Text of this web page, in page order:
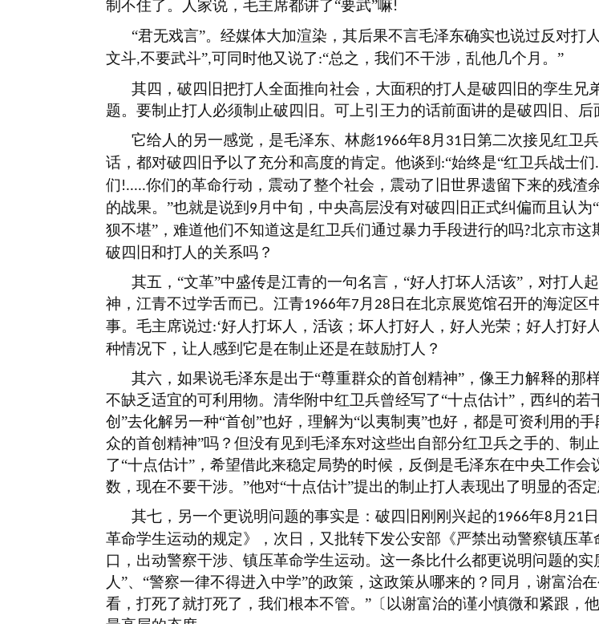
制不住了。人家说，毛主席都讲了“要武”嘛!
“君无戏言”。经媒体大加渲染，其后果不言毛泽东确实也说过反对打人
文斗,不要武斗”,可同时他又说了 :“总之，我们不干涉，乱他几个月。”
其四，破四旧把打人全面推向社会，大面积的打人是破四旧的孪生
题。要制止打人必须制止破四旧。可上引王力的话前面讲的是破四旧、
它给人的另一感觉，是毛泽东、林彪1966年8 月 31 日第二次接见红卫
话，都对破四旧予以了充分和高度的肯定。他谈到 :“始终是“红卫兵战士们
们 !.....你们的革命行动，震动了整个社会，震动了旧世界遗留下来的残渣
的战果。”也就是说到 9 月中旬，中央高层没有对破四旧正式纠偏而且认为
狈不堪”，难道他们不知道这是红卫兵们通过暴力手段进行的吗?北京市这
破四旧和打人的关系吗？
其五， “文革”中盛传是江青的一句名言，“好人打坏人活该”，对打
神，江青不过学舌而已。江青1966年7 月 28 日在北京展览馆召开的海淀区
事。毛主席说过:‘好人打坏人，活该；坏人打好人，好人光荣；好人打
种情况下，让人感到它是在制止还是在鼓励打人？
其六，如果说毛泽东是出于“尊重群众的首创精神”，像王力解释的那
不缺乏适宜的可利用物。清华附中红卫兵曾经写了“十点估计”，西纠的
创”去化解另一种“首创”也好，理解为“以夷制夷”也好，都是可资利用的
众的首创精神”吗？但没有见到毛泽东对这些出自部分红卫兵之手的、制
了“十点估计”，希望借此来稳定局势的时候，反倒是毛泽东在中央工作
数，现在不要干涉。”他对“十点估计”提出的制止打人表现出了明显的否定
其七，另一个更说明问题的事实是：破四旧刚刚兴起的1966年8 月 21
革命学生运动的规定》，次日，又批转下发公安部《严禁出动警察镇压
口，出动警察干涉、镇压革命学生运动。这一条比什么都更说明问题的
人”、“警察一律不得进入中学”的政策，这政策从哪来的？同月，谢富治
看，打死了就打死了，我们根本不管。”〔以谢富治的谨小慎微和紧跟，